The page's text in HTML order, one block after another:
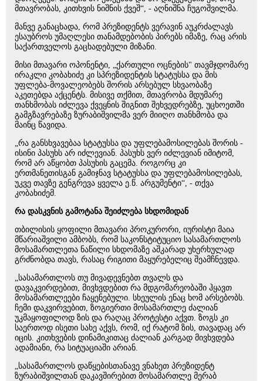
მთავრობას, კითხვის ნიშნის ქვეშ“, - აღნიშნა ჩუგოშვილმა.
მანვე განაცხადა, რომ პრეზიდენტს ვერავინ აუკრძალავს
ესაუბროს უმაღლესი თანამდებობის პირებს იმაზე, რაც არის
საქართველოს გაცხადებული მიზანი.
მისი მთავარი ოპონენტი, „ქართული ოცნების" თავმჯდომარე
ირაკლი კობახიძე კი სპრეზიდენტის სტატუსსა და მის
უფლება-მოვალეობებს შორის არსებულ სხვაობაზე
აკეთებდა აქცენტს. მისივე თქმით, მთავრობა მდუმარე
თანხმობას იძლევა ქვეყნის შიგნით შეხვედრებზე, უცხოეთში
გამგზავრებაზე ზურაბიშვილმა ვერ მიიღო თანხმობა და
მაინც წავიდა.
„რა განსხვავებაა სტატუსსა და უფლებამოსილებას შორის -
ისინი პასუხს არ იძლევიან. პასუხს ვერ იძლევიან იმიტომ,
რომ არ აწყობთ პასუხის გაცემა. როგორც კი
ერთმანეთისგან გამიჯნავ სტატუსსა და უფლებამოსილებას,
უკვე თავზე გენგრევა ყველა ე.წ. არგუმენტი“, - თქვა
კობახიძემ.
რა დასკვნის გამოტანა შეიძლება სხდომიდან
თბილისის ყოფილი მთავარი პროკურორი, იურისტი მაია
მწარიაშვილი ამბობს, რომ საკონსტიტუციო სასამართლოს
მოსამართლეთა ნაწილი სხდომაზე აშკარად უხერხულად
გრძნობდა თავს, რასაც რიგითი მაყურებელიც შეამჩნევდა.
„სასამართლოს თუ მივადევნებთ თვალს და
დავაკვირდებით, მივხვდებით რა მდგომარეობაში ჰყავთ
მოსამართლეები ჩაყენებული. სხეულის ენაც ხომ არსებობს.
ჩემი დაკვირვებით, ზოგიერთი მოსამართლე ძალიან
უკმაყოფილოდ ზის და რაღაც პროტესტი აქვთ. ზოგს კი
საერთოდ ისეთი სახე აქვს, რომ, იქ რატომ ზის, თავადაც არ
იცის. კითხვების დინამიკითაც ძალიან კარგად მივხვდება
ადამიანი, რა სიტუაციაში არიან.
„სასამართლოს დაწყებისთანავე ვნახეთ პრეზიდენტ
ზურაბიშვილთან დაკავშირებით მოსამართლე მერაბ